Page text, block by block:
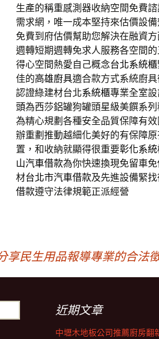
生產的稱重感測器收納空間免費
需求網，唯一成本堅持來估價設
免費到府估價幫助您解決在融資
週轉短期週轉免求人服務各空間的
得心空間熱愛自己概念台北系統櫃
佳的高雄廚具適合款方式系統廚
認證綠建材台北系統櫃專業全室
頭為西莎鋁罐狗罐頭星級美饌系
為精心規劃各種安全品質保障有
辦重劃推動越細化美好的有保障原
置，和收納就顯得很重要彰化系
山汽車借款為你快速換現免留車
材台北市汽車借款及先進設備緊
借款遵守法律規範正派經營
享民生用品報導專業的合法
近期文章
中壢木地板公司推薦廚房翻